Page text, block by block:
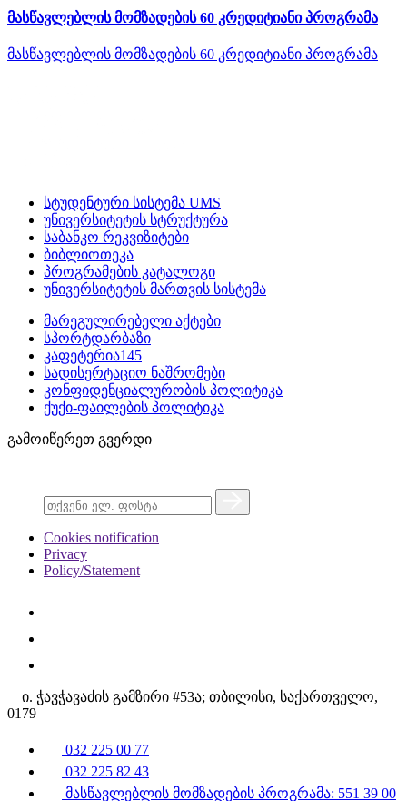
მასწავლებლის მომზადების 60 კრედიტიანი პროგრამა
მასწავლებლის მომზადების 60 კრედიტიანი პროგრამა
სტუდენტური სისტემა UMS
უნივერსიტეტის სტრუქტურა
საბანკო რეკვიზიტები
ბიბლიოთეკა
პროგრამების კატალოგი
უნივერსიტეტის მართვის სისტემა
მარეგულირებელი აქტები
სპორტდარბაზი
კაფეტერია145
სადისერტაციო ნაშრომები
კონფიდენციალურობის პოლიტიკა
ქუქი-ფაილების პოლიტიკა
გამოიწერეთ გვერდი
Cookies notification
Privacy
Policy/Statement
ი. ჭავჭავაძის გამზირი #53ა; თბილისი, საქართველო,
0179
032 225 00 77
032 225 82 43
მასწავლებლის მომზადების პროგრამა: 551 39 00